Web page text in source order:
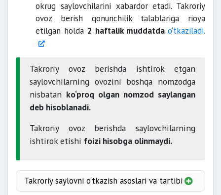
okrug saylovchilarini xabardor etadi. Takroriy
ovoz berish qonunchilik talablariga rioya
etilgan holda 2 haftalik muddatda o‘tkaziladi.
Takroriy ovoz berishda ishtirok etgan
saylovchilarning ovozini boshqa nomzodga
nisbatan ko‘proq olgan nomzod saylangan
deb hisoblanadi.
Takroriy ovoz berishda saylovchilarning
ishtirok etishi foizi hisobga olinmaydi.
Takroriy saylovni o‘tkazish asoslari va tartibi